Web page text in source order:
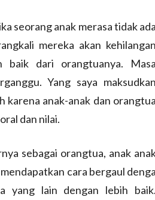
seorang anak merasa tidak ada
mereka akan kehilangan
baik dari orangtuanya. Masa
Yang saya maksudkan
karena anak-anak dan orangtua
dan nilai.
sebagai orangtua, anak
cara bergaul denga
yang lain dengan lebih baik.